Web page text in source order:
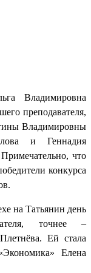
Владимировна
преподавателя,
Владимировны
и Геннадия
что
конкурса
на Татьянин день
точнее –
Ей стала
Елена